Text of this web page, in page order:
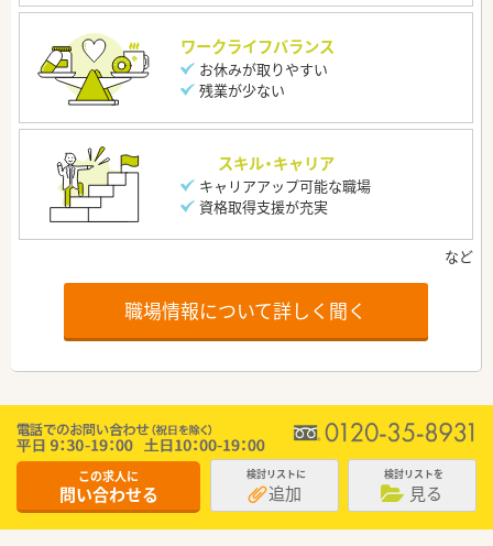
ワークライフバランス
お休みが取りやすい
残業が少ない
スキル・キャリア
キャリアアップ可能な職場
資格取得支援が充実
職場情報について詳しく聞く
この求人に
問い合わせる
検討リストに
追加
検討リストを
見る